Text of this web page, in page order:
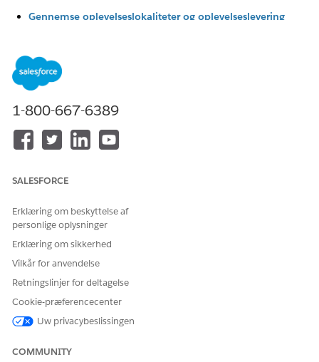
Gennemse oplevelseslokaliteter og oplevelseslevering
Gennemse gæstebrugeradgang
Få mere at vide om gæstebrugeradgang.
LØSTE DENNE ARTIKEL DIT PROBLEM?
1-800-667-6389
SALESFORCE
Erklæring om beskyttelse af
personlige oplysninger
Erklæring om sikkerhed
Vilkår for anvendelse
Retningslinjer for deltagelse
Cookie-præferencecenter
Uw privacybeslissingen
COMMUNITY